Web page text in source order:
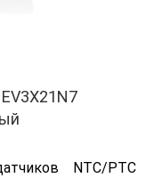
NTC/PTC